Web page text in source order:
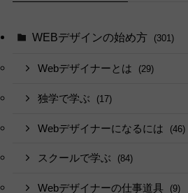
WEBデザインの始め方 (301)
Webデザイナーとは (29)
独学で学ぶ (17)
Webデザイナーになるには (46)
スクールで学ぶ (84)
Webデザイナーの仕事道具 (9)